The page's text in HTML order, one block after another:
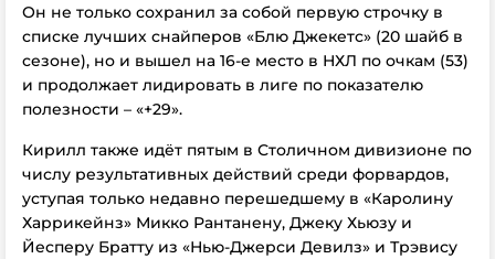
Он не только сохранил за собой первую строчку в
списке лучших снайперов «Блю Джекетс» (20 шайб в
сезоне), но и вышел на 16-е место в НХЛ по очкам (53)
и продолжает лидировать в лиге по показателю
полезности – «+29».
Кирилл также идёт пятым в Столичном дивизионе по
числу результативных действий среди форвардов,
уступая только недавно перешедшему в «Каролину
Харрикейнз» Микко Рантанену, Джеку Хьюзу и
Йесперу Братту из «Нью-Джерси Девилз» и Трэвису